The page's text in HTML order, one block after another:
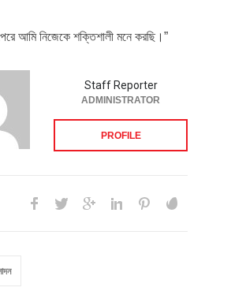
আমি নিজেকে শক্তিশালী মনে করছি।”
Staff Reporter
ADMINISTRATOR
PROFILE